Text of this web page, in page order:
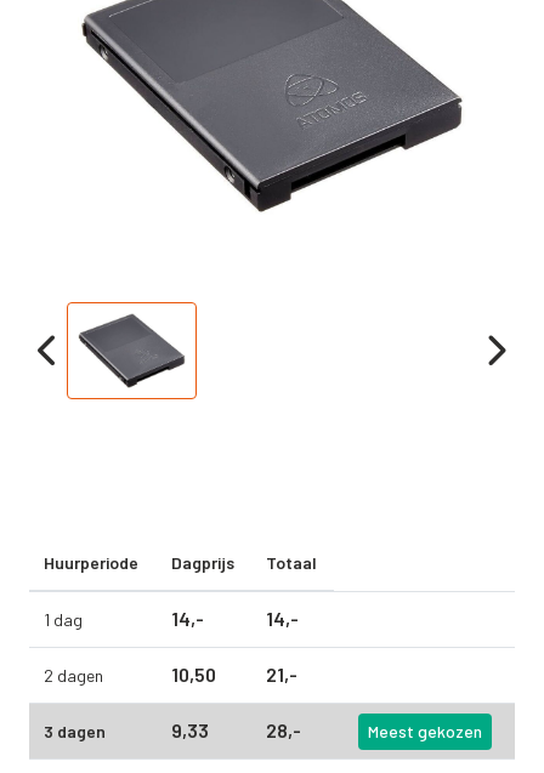
Huurperiode Dagprijs Totaal
1 dag 14,- 14,-
2 dagen 10,50 21,-
3 dagen 9,33 28,- Meest gekozen